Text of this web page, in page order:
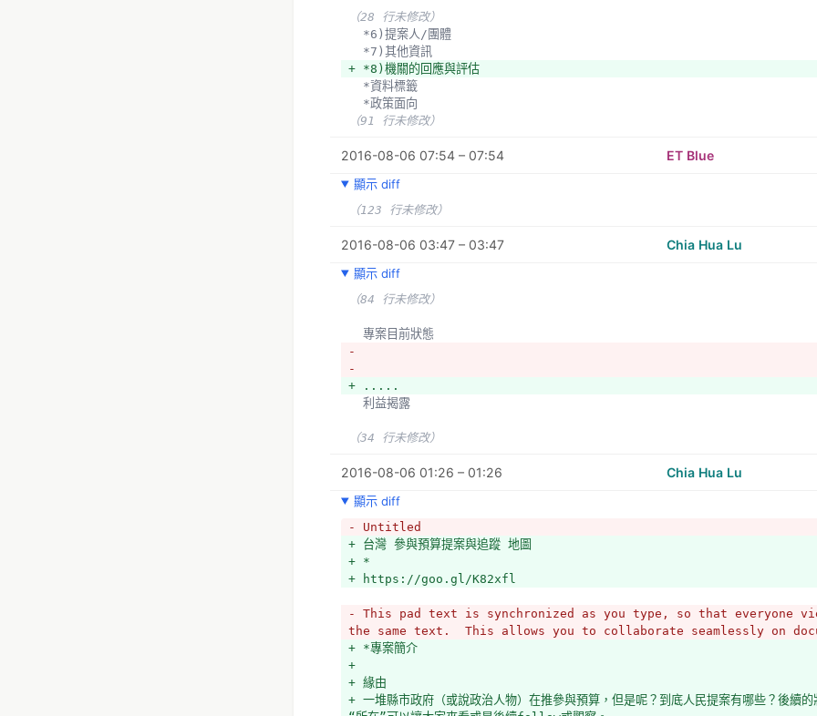
- *1.提案對應的行政區（市 / 行政區 / 鎮 / 里)
- *2.提案名稱
- *3.提案的內容簡述
- *4.提案的範圍（位置）
- *5)預算金額或項目
- *6)提案人/團體
- *7)其他資訊
- *資料標籤
+ *提案對應的行政區（市 / 行政區 / 鎮 / 里)
+ *提案的範圍（位置）
+ *提案案件的網頁
+ *預算金額或項目
+ *該計畫的執行計畫團隊，例如「中山大學ＯＯＯＯ團隊」
+ *機關的回應與評估
+ *計畫後續狀況 / 發包或是落實環節的訊息
+ *討論
+ *各地執行機制不同，基本的提案體檢型項目為何？以及，如何掌握可以看出門道的資
+ *每個提案是否能打散？例如新北市節電提案與台中市豐原區提案，適合並置嗎？
+ *現有類似專案
+ http://backend.pbnyc.org/maps/?d=0&display_type=winners
+ *紐約市：http://ideas.pbnyc.org/12/40.79575/-73.90623
+ *馬德里：https://decide.madrid.es/proposals/13105-control-del-
+
+ *資料欄位
  *政策面向
  *紐約市
（27 行未修改）
- 現有類似專案
（28 行未修改）
  *6)提案人/團體
  *7)其他資訊
+ *8)機關的回應與評估
  *資料標籤
  *政策面向
（91 行未修改）
2016-08-06 07:54 – 07:54 ET Blue
顯示 diff
（123 行未修改）
2016-08-06 03:47 – 03:47 Chia Hua Lu
顯示 diff
（84 行未修改）
  專案目前狀態
-
-
+ .....
  利益揭露
（34 行未修改）
2016-08-06 01:26 – 01:26 Chia Hua Lu
顯示 diff
- Untitled
+ 台灣 參與預算提案與追蹤 地圖
+ *
+ https://goo.gl/K82xfl
- This pad text is synchronized as you type, so that everyone
the same text.  This allows you to collaborate seamlessly on
+ *專案簡介
+
+ 緣由
+ 一堆縣市政府（或說政治人物）在推參與預算，但是呢？到底人民提案有哪些？後續的